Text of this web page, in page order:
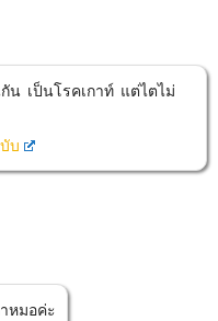
น เป็นโรคเกาท์ แต่ไตไม่
บ
หมอค่ะ